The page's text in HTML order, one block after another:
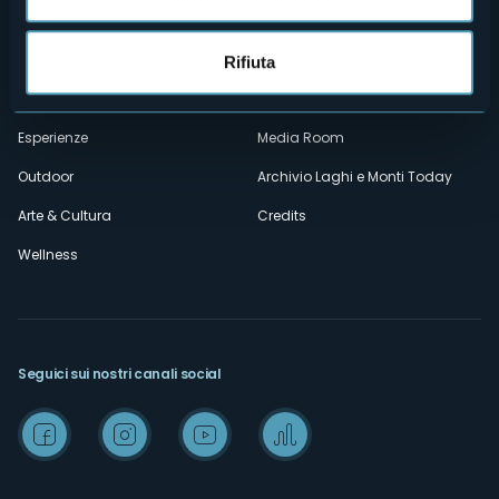
Rifiuta
Privacy
Amministrazione trasparente
Esperienze
Outdoor
Arte & Cultura
Wellness
Ospitalità
Mice
Wedding
Media Room
Archivio Laghi e Monti Today
Credits
Seguici sui nostri canali social